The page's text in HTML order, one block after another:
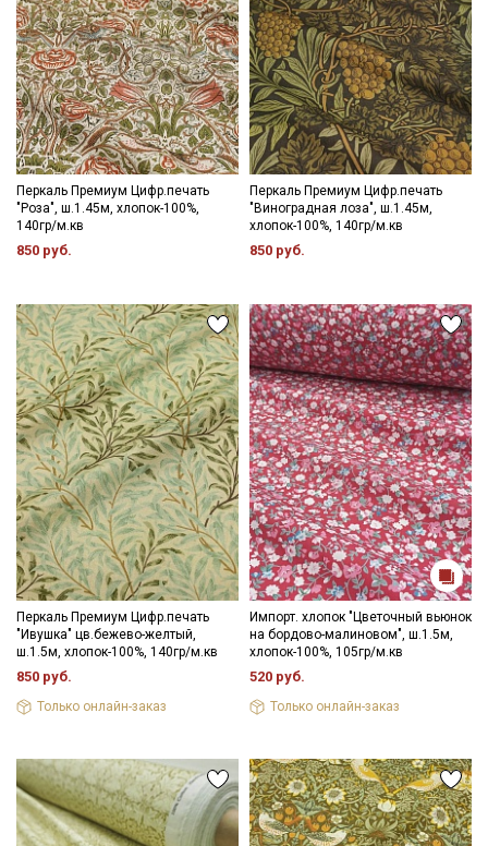
Перкаль Премиум Цифр.печать
"Роза", ш.1.45м, хлопок-100%,
140гр/м.кв
850 руб.
Перкаль Премиум Цифр.печать
"Виноградная лоза", ш.1.45м,
хлопок-100%, 140гр/м.кв
850 руб.
Перкаль Премиум Цифр.печать
"Ивушка" цв.бежево-желтый,
ш.1.5м, хлопок-100%, 140гр/м.кв
850 руб.
Только онлайн-заказ
Импорт. хлопок "Цветочный вьюнок
на бордово-малиновом", ш.1.5м,
хлопок-100%, 105гр/м.кв
520 руб.
Только онлайн-заказ